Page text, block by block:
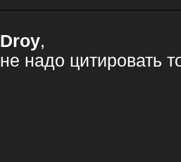
Droy,
не надо цитировать